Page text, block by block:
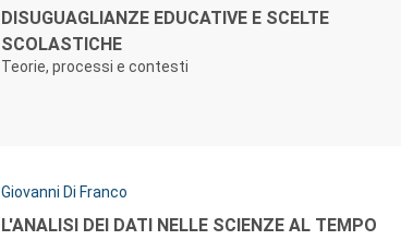
Autori:
Titolo:
DISUGUAGLIANZE EDUCATIVE E SCELTE
SCOLASTICHE
Teorie, processi e contesti
Autori:
Giovanni Di Franco
Titolo:
L'ANALISI DEI DATI NELLE SCIENZE AL TEMPO